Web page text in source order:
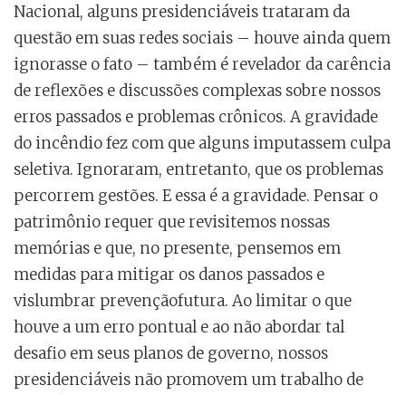
Nacional, alguns presidenciáveis trataram da
questão em suas redes sociais – houve ainda quem
ignorasse o fato – também é revelador da carência
de reflexões e discussões complexas sobre nossos
erros passados e problemas crônicos. A gravidade
do incêndio fez com que alguns imputassem culpa
seletiva. Ignoraram, entretanto, que os problemas
percorrem gestões. E essa é a gravidade. Pensar o
patrimônio requer que revisitemos nossas
memórias e que, no presente, pensemos em
medidas para mitigar os danos passados e
vislumbrar prevençãofutura. Ao limitar o que
houve a um erro pontual e ao não abordar tal
desafio em seus planos de governo, nossos
presidenciáveis não promovem um trabalho de